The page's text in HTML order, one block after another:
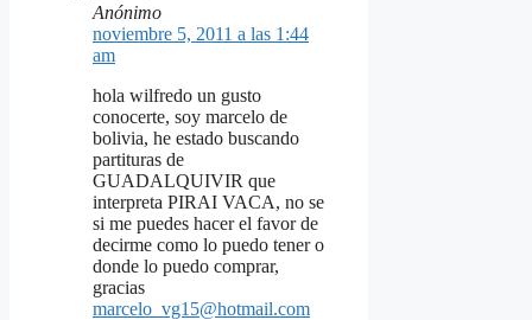
Anónimo
noviembre 5, 2011 a las 1:44
am
hola wilfredo un gusto
conocerte, soy marcelo de
bolivia, he estado buscando
partituras de
GUADALQUIVIR que
interpreta PIRAI VACA, no se
si me puedes hacer el favor de
decirme como lo puedo tener o
donde lo puedo comprar,
gracias
marcelo_vg15@hotmail.com